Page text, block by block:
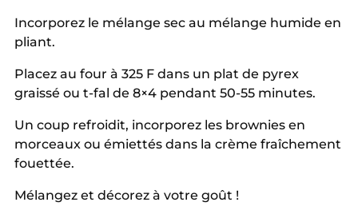
Incorporez le mélange sec au mélange humide en
pliant.
Placez au four à 325 F dans un plat de pyrex
graissé ou t-fal de 8×4 pendant 50-55 minutes.
Un coup refroidit, incorporez les brownies en
morceaux ou émiettés dans la crème fraîchement
fouettée.
Mélangez et décorez à votre goût !